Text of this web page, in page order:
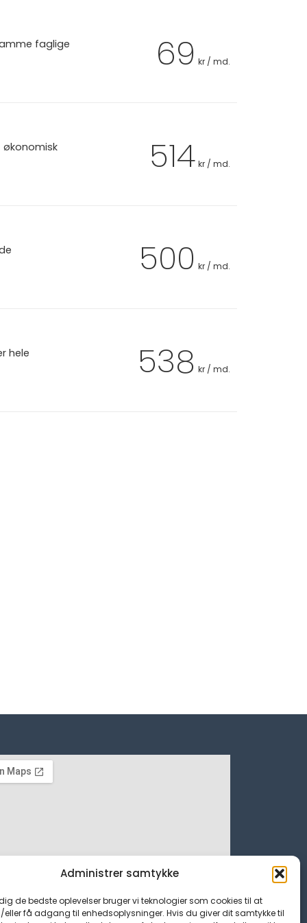
Administrer samtykke
de bedste oplevelser bruger vi teknologier som cookies til at
få adgang til enhedsoplysninger. Hvis du giver dit samtykke til
faglige 69 kr / md.
økonomisk 514 kr / md.
500 kr / md.
hele 538 kr / md.